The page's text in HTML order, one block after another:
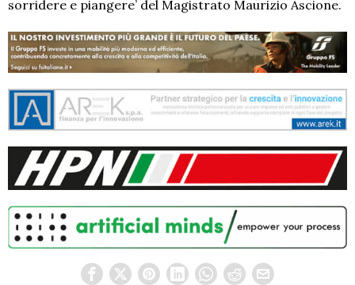
sorridere e piangere’ del Magistrato Maurizio Ascione.